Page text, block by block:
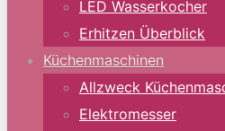
LED Wasserkocher
Erhitzen Überblick
Küchenmaschinen
Allzweck
Elektromesser